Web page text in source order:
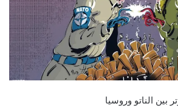
بين الناتو وروسيا